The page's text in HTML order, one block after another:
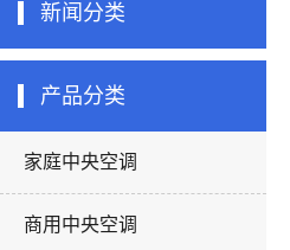
新闻分类
产品分类
家庭中央空调
商用中央空调